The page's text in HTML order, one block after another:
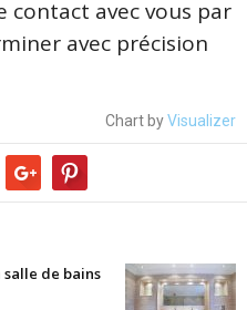
contact avec vous par
avec précision
Chart byVisualizer
salle de bains